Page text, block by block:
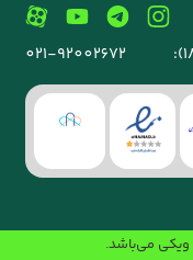
021-92002672
ویکی می‌باشد.